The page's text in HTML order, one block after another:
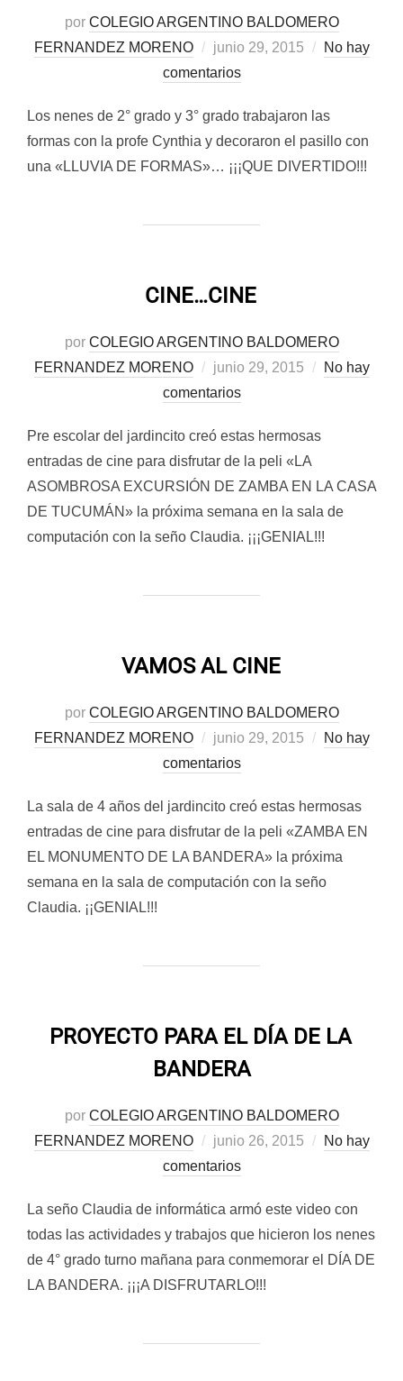
por COLEGIO ARGENTINO BALDOMERO
FERNANDEZ MORENO
Publicado
el
junio 29, 2015
No hay
comentarios
Los nenes de 2° grado y 3° grado trabajaron las
formas con la profe Cynthia y decoraron el pasillo con
una «LLUVIA DE FORMAS»… ¡¡¡QUE DIVERTIDO!!!
CINE…CINE
por COLEGIO ARGENTINO BALDOMERO
FERNANDEZ MORENO
Publicado
el
junio 29, 2015
No hay
comentarios
Pre escolar del jardincito creó estas hermosas
entradas de cine para disfrutar de la peli «LA
ASOMBROSA EXCURSIÓN DE ZAMBA EN LA CASA
DE TUCUMÁN» la próxima semana en la sala de
computación con la seño Claudia. ¡¡¡GENIAL!!!
VAMOS AL CINE
por COLEGIO ARGENTINO BALDOMERO
FERNANDEZ MORENO
Publicado
el
junio 29, 2015
No hay
comentarios
La sala de 4 años del jardincito creó estas hermosas
entradas de cine para disfrutar de la peli «ZAMBA EN
EL MONUMENTO DE LA BANDERA» la próxima
semana en la sala de computación con la seño
Claudia. ¡¡GENIAL!!!
PROYECTO PARA EL DÍA DE LA
BANDERA
por COLEGIO ARGENTINO BALDOMERO
FERNANDEZ MORENO
Publicado
el
junio 26, 2015
No hay
comentarios
La seño Claudia de informática armó este video con
todas las actividades y trabajos que hicieron los nenes
de 4° grado turno mañana para conmemorar el DÍA DE
LA BANDERA. ¡¡¡A DISFRUTARLO!!!